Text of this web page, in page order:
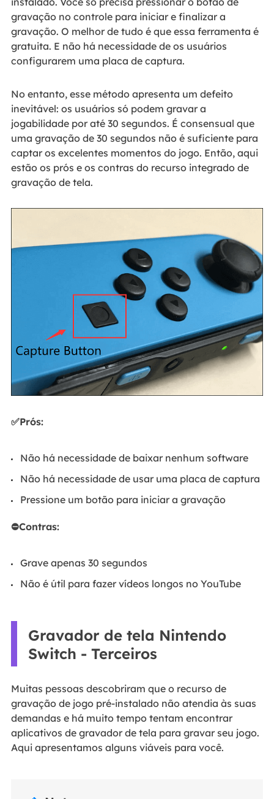
gravação no controle para iniciar e finalizar a
gravação. O melhor de tudo é que essa ferramenta é
gratuita. E não há necessidade de os usuários
configurarem uma placa de captura.
No entanto, esse método apresenta um defeito
inevitável: os usuários só podem gravar a
jogabilidade por até 30 segundos. É consensual que
uma gravação de 30 segundos não é suficiente para
captar os excelentes momentos do jogo. Então, aqui
estão os prós e os contras do recurso integrado de
gravação de tela.
✅Prós:
Não há necessidade de baixar nenhum software
Não há necessidade de usar uma placa de captura
Pressione um botão para iniciar a gravação
⛔Contras:
Grave apenas 30 segundos
Não é útil para fazer vídeos longos no YouTube
Gravador de tela Nintendo
Switch - Terceiros
Muitas pessoas descobriram que o recurso de
gravação de jogo pré-instalado não atendia às suas
demandas e há muito tempo tentam encontrar
aplicativos de gravador de tela para gravar seu jogo.
Aqui apresentamos alguns viáveis para você.